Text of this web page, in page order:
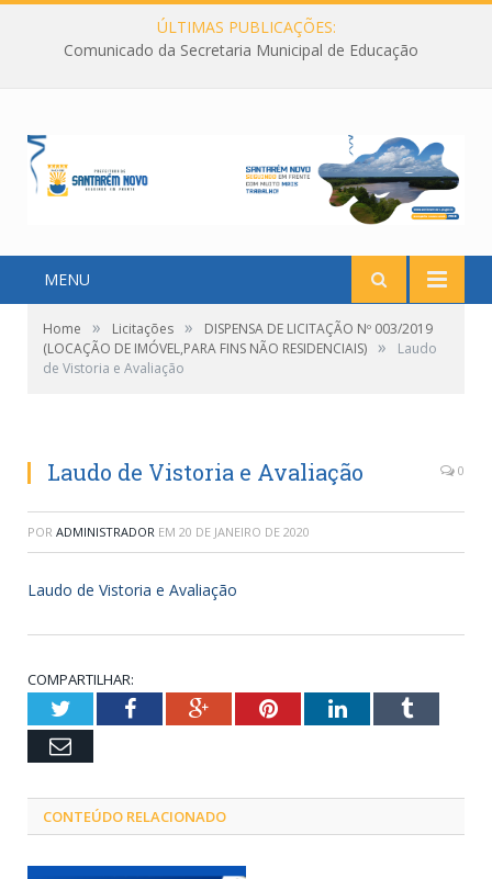
ÚLTIMAS PUBLICAÇÕES:
Comunicado da Secretaria Municipal de Educação
MENU
Home » Licitações »
DISPENSA DE LICITAÇÃO Nº 003/2019
(LOCAÇÃO DE IMÓVEL,PARA FINS NÃO RESIDENCIAIS) »
Laudo
de Vistoria e Avaliação
Laudo de Vistoria e Avaliação 0
POR ADMINISTRADOR EM 20 DE JANEIRO DE 2020
Laudo de Vistoria e Avaliação
COMPARTILHAR:
TwitterFacebookGoogle+PinterestLinkedInTumblr
Email
CONTEÚDO RELACIONADO